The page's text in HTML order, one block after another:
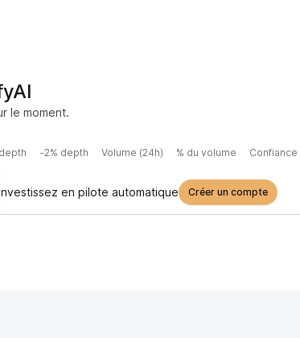
le moment.
-2% depth Volume (24h) % du volume Confiance
en pilote automatique Créer un compte